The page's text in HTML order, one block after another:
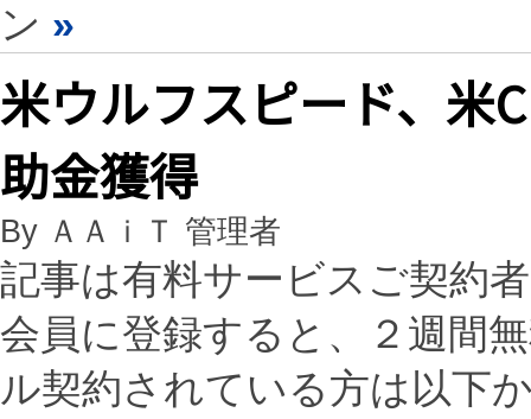
ン »
米ウルフスピード、米
助金獲得
By ＡＡｉＴ 管理者
記事は有料サービスご契約
会員に登録すると、２週間
ル契約されている方は以下